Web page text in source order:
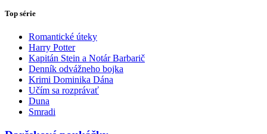
Top série
Romantické úteky
Harry Potter
Kapitán Stein a Notár Barbarič
Denník odvážneho bojka
Krimi Dominika Dána
Učím sa rozprávať
Duna
Smradi